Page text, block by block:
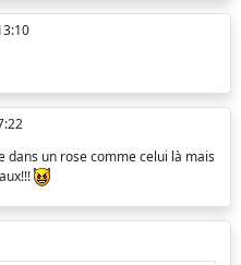
dans un rose comme celui là mais